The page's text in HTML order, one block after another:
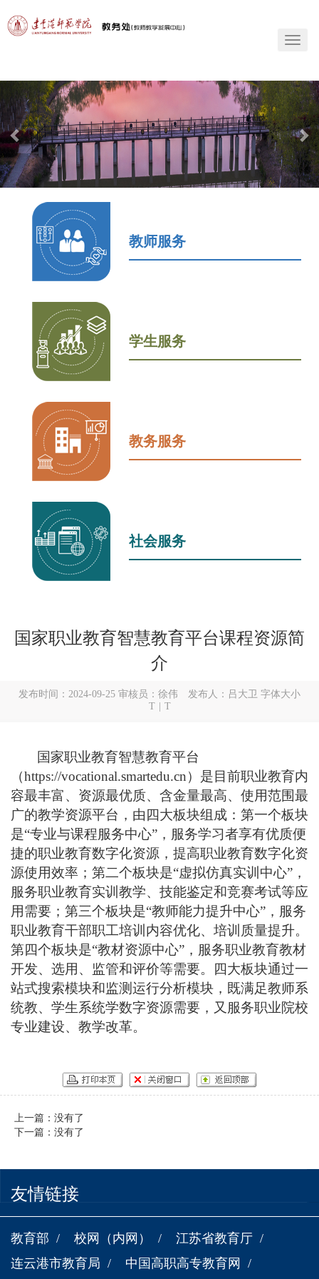
T
g
l
e
n
a
v
i
g
n
教师服务
学生服务
教务服务
社会服务
国家职业教育智慧教育平台课程资源简
介
发布时间：2024-09-25 审核员：徐伟 发布人：吕大卫 字体大小
T
T
国家职业教育智慧教育平台
（https://vocational.smartedu.cn）是目前职业教育内
容最丰富、资源最优质、含金量最高、使用范围最
广的教学资源平台，由四大板块组成：第一个板块
是“专业与课程服务中心”，服务学习者享有优质便
捷的职业教育数字化资源，提高职业教育数字化资
源使用效率；第二个板块是“虚拟仿真实训中心”，
服务职业教育实训教学、技能鉴定和竞赛考试等应
用需要；第三个板块是“教师能力提升中心”，服务
职业教育干部职工培训内容优化、培训质量提升。
第四个板块是“教材资源中心”，服务职业教育教材
开发、选用、监管和评价等需要。
四大板块通过一
站式搜索模块和监测运行分析模块，既满足教师系
统教、学生系统学数字资源需要，又服务职业院校
专业建设、教学改革。
上一篇：没有了
下一篇：没有了
友情链接
教育部 校网（内网）
江苏省教育厅
连云港市教育局
中国高职高专教育网